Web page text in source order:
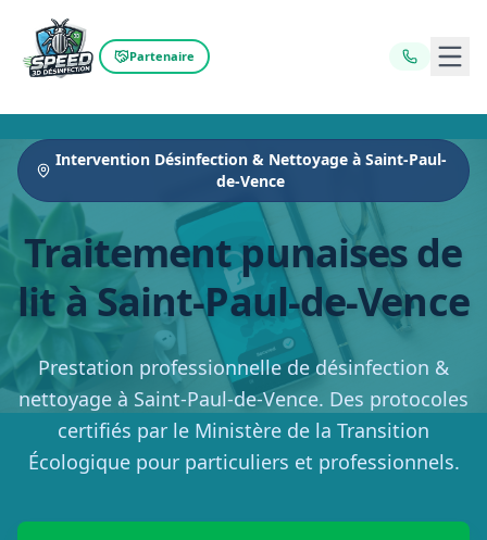
Partenaire
Intervention Désinfection & Nettoyage à Saint-Paul-
de-Vence
Traitement punaises de
lit à Saint-Paul-de-Vence
Prestation professionnelle de désinfection &
nettoyage à Saint-Paul-de-Vence. Des protocoles
certifiés par le Ministère de la Transition
Écologique pour particuliers et professionnels.